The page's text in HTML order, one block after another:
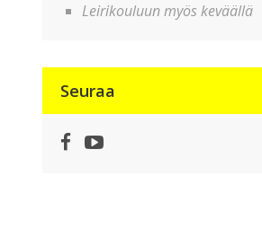
Leirikouluun myös keväällä
Seuraa
Facebook
YouTube